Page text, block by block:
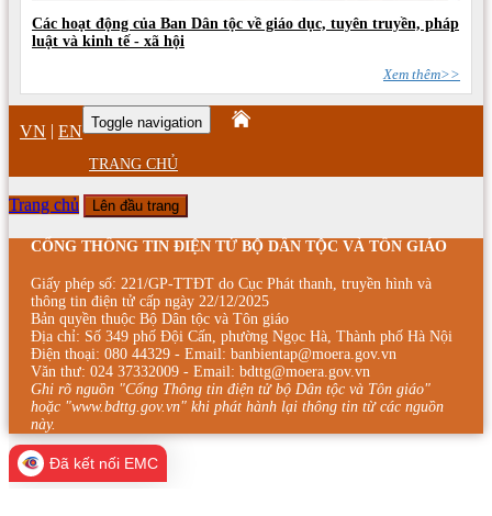
Các hoạt động của Ban Dân tộc về giáo dục, tuyên truyền, pháp
luật và kinh tế - xã hội
Xem thêm>>
VN | EN Toggle navigation
TRANG CHỦ
Trang chủ Lên đầu trang
CỔNG THÔNG TIN ĐIỆN TỬ BỘ DÂN TỘC VÀ TÔN GIÁO
Giấy phép số: 221/GP-TTĐT do Cục Phát thanh, truyền hình và
thông tin điện tử cấp ngày 22/12/2025
Bản quyền thuộc Bộ Dân tộc và Tôn giáo
Địa chỉ: Số 349 phố Đội Cấn, phường Ngọc Hà, Thành phố Hà Nội
Điện thoại: 080 44329 - Email: banbientap@moera.gov.vn
Văn thư: 024 37332009 - Email: bdttg@moera.gov.vn
Ghi rõ nguồn "Cổng Thông tin điện tử bộ Dân tộc và Tôn giáo"
hoặc "www.bdttg.gov.vn" khi phát hành lại thông tin từ các nguồn
này.
Đã kết nối EMC